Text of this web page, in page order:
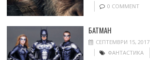
0 COMMENT
БАТМАН
СЕПТЕМВРИ 15, 2017
ФАНТАСТИКА